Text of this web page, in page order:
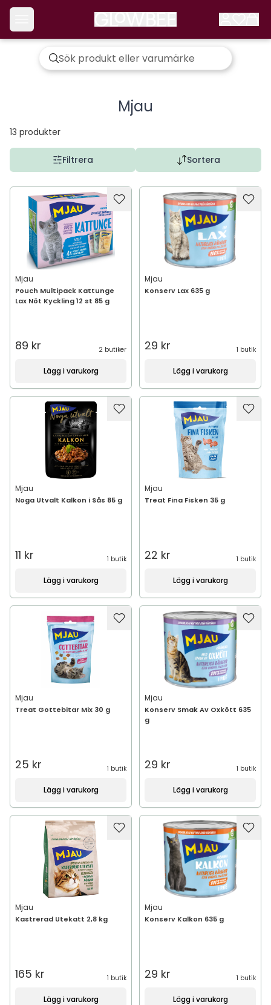
Mjau
13 produkter
Filtrera Sortera
Mjau
Pouch Multipack Kattunge
Lax Nöt Kyckling 12 st 85 g
89 kr 2 butiker
Lägg i varukorg
Mjau
Konserv Lax 635 g
29 kr 1 butik
Lägg i varukorg
Mjau
Noga Utvalt Kalkon i Sås 85 g
11 kr 1 butik
Lägg i varukorg
Mjau
Treat Fina Fisken 35 g
22 kr 1 butik
Lägg i varukorg
Mjau
Treat Gottebitar Mix 30 g
25 kr 1 butik
Lägg i varukorg
Mjau
Konserv Smak Av Oxkött 635
g
29 kr 1 butik
Lägg i varukorg
Mjau
Kastrerad Utekatt 2,8 kg
165 kr 1 butik
Lägg i varukorg
Mjau
Konserv Kalkon 635 g
29 kr 1 butik
Lägg i varukorg